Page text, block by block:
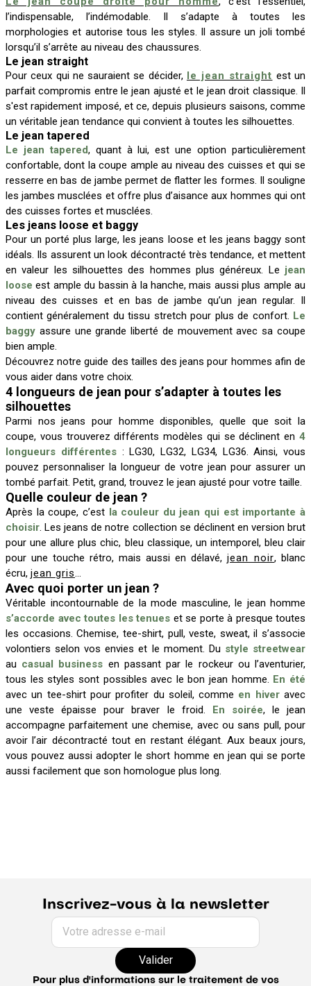
l’indispensable, l’indémodable. Il s’adapte à toutes les
morphologies et autorise tous les styles. Il assure un joli tombé
lorsqu’il s’arrête au niveau des chaussures.
Le jean straight
Pour ceux qui ne sauraient se décider, le jean straight est un
parfait compromis entre le jean ajusté et le jean droit classique. Il
s'est rapidement imposé, et ce, depuis plusieurs saisons, comme
un véritable jean tendance qui convient à toutes les silhouettes.
Le jean tapered
Le jean tapered, quant à lui, est une option particulièrement
confortable, dont la coupe ample au niveau des cuisses et qui se
resserre en bas de jambe permet de flatter les formes. Il souligne
les jambes musclées et offre plus d’aisance aux hommes qui ont
des cuisses fortes et musclées.
Les jeans loose et baggy
Pour un porté plus large, les jeans loose et les jeans baggy sont
idéals. Ils assurent un look décontracté très tendance, et mettent
en valeur les silhouettes des hommes plus généreux. Le jean
loose est ample du bassin à la hanche, mais aussi plus ample au
niveau des cuisses et en bas de jambe qu’un jean regular. Il
contient généralement du tissu stretch pour plus de confort. Le
baggy assure une grande liberté de mouvement avec sa coupe
bien ample.
Découvrez notre guide des tailles des jeans pour hommes afin de
vous aider dans votre choix.
4 longueurs de jean pour s’adapter à toutes les
silhouettes
Parmi nos jeans pour homme disponibles, quelle que soit la
coupe, vous trouverez différents modèles qui se déclinent en 4
longueurs différentes: LG30, LG32, LG34, LG36. Ainsi, vous
pouvez personnaliser la longueur de votre jean pour assurer un
tombé parfait. Petit, grand, trouvez le jean ajusté pour votre taille.
Quelle couleur de jean ?
Après la coupe, c’est la couleur du jean qui est importante à
choisir. Les jeans de notre collection se déclinent en version brut
pour une allure plus chic, bleu classique, un intemporel, bleu clair
pour une touche rétro, mais aussi en délavé, jean noir, blanc
écru, jean gris…
Avec quoi porter un jean ?
Véritable incontournable de la mode masculine, le jean homme
s’accorde avec toutes les tenues et se porte à presque toutes
les occasions. Chemise, tee-shirt, pull, veste, sweat, il s’associe
volontiers selon vos envies et le moment. Du style streetwear
au casual business en passant par le rockeur ou l’aventurier,
tous les styles sont possibles avec le bon jean homme. En été
avec un tee-shirt pour profiter du soleil, comme en hiveravec
une veste épaisse pour braver le froid. En soirée, le jean
accompagne parfaitement une chemise, avec ou sans pull, pour
avoir l’air décontracté tout en restant élégant. Aux beaux jours,
vous pouvez aussi adopter le short homme en jean qui se porte
aussi facilement que son homologue plus long.
Inscrivez-vous à la newsletter
Votre adresse e-mail
Valider
Pour plus d'informations sur le traitement de vos